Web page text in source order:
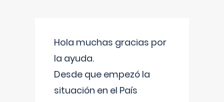
Hola muchas gracias por
la ayuda.
Desde que empezó la
situación en el País